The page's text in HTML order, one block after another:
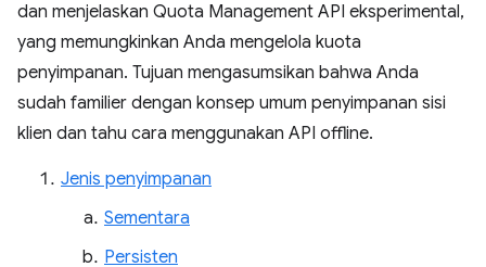
dan menjelaskan Quota Management API eksperimental,
yang memungkinkan Anda mengelola kuota
penyimpanan. Tujuan mengasumsikan bahwa Anda
sudah familier dengan konsep umum penyimpanan sisi
klien dan tahu cara menggunakan API offline.
Jenis penyimpanan
Sementara
Persisten